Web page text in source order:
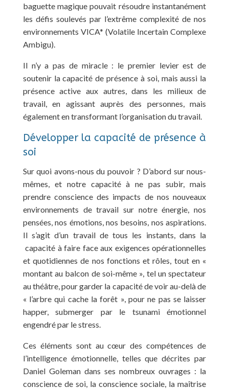
baguette magique pouvait résoudre instantanément
les défis soulevés par l’extrême complexité de nos
environnements VICA* (Volatile Incertain Complexe
Ambigu).
Il n’y a pas de miracle : le premier levier est de
soutenir la capacité de présence à soi, mais aussi la
présence active aux autres, dans les milieux de
travail, en agissant auprès des personnes, mais
également en transformant l’organisation du travail.
Développer la capacité de présence à
soi
Sur quoi avons-nous du pouvoir ? D’abord sur nous-
mêmes, et notre capacité à ne pas subir, mais
prendre conscience des impacts de nos nouveaux
environnements de travail sur notre énergie, nos
pensées, nos émotions, nos besoins, nos aspirations.
Il s’agit d’un travail de tous les instants, dans la
capacité à faire face aux exigences opérationnelles
et quotidiennes de nos fonctions et rôles, tout en «
montant au balcon de soi-même », tel un spectateur
au théâtre, pour garder la capacité de voir au-delà de
« l’arbre qui cache la forêt », pour ne pas se laisser
happer, submerger par le tsunami émotionnel
engendré par le stress.
Ces éléments sont au cœur des compétences de
l’intelligence émotionnelle, telles que décrites par
Daniel Goleman dans ses nombreux ouvrages : la
conscience de soi, la conscience sociale, la maîtrise